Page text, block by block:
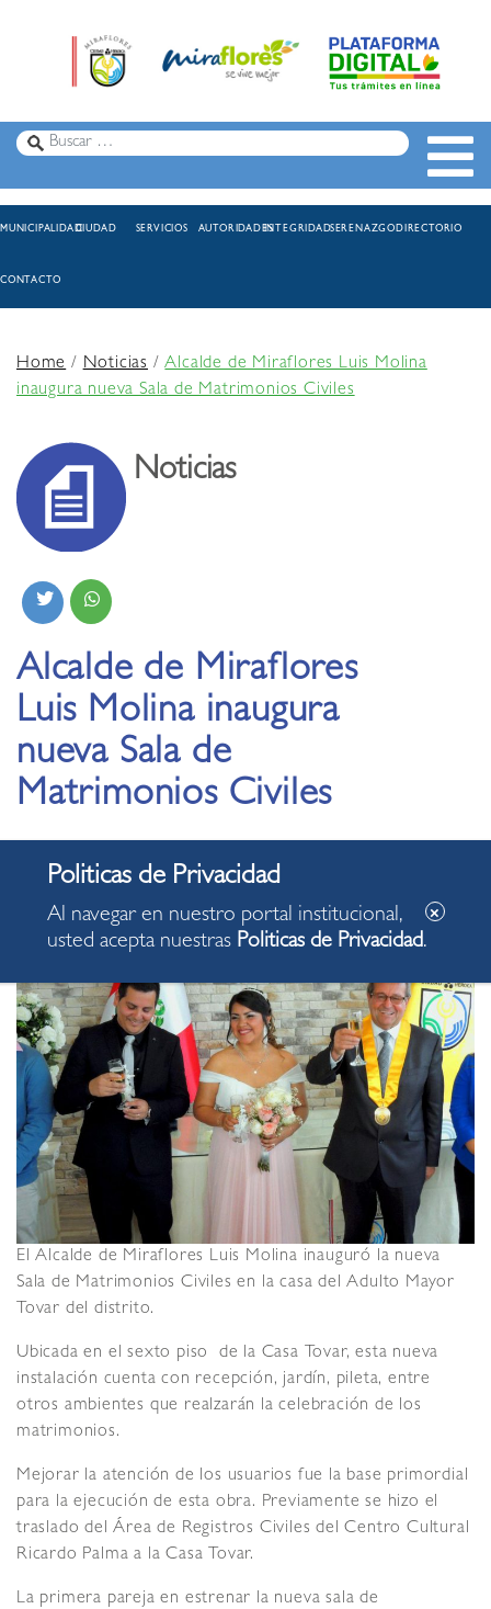
MUNICIPALIDADCIUDAD SERVICIOS AUTORIDADESINTEGRIDADSERENAZGODIRECTORIO
CONTACTO
Home/Noticias /Alcalde de Miraflores Luis Molina
inaugura nueva Sala de Matrimonios Civiles
Noticias
Alcalde de Miraflores
Luis Molina inaugura
nueva Sala de
Matrimonios Civiles
18.10.2019
El Alcalde de Miraflores Luis Molina inauguró la nueva
Sala de Matrimonios Civiles en la casa del Adulto Mayor
Tovar del distrito.
Ubicada en el sexto piso de la Casa Tovar, esta nueva
instalación cuenta con recepción, jardín, pileta, entre
otros ambientes que realzarán la celebración de los
matrimonios.
Mejorar la atención de los usuarios fue la base primordial
para la ejecución de esta obra. Previamente se hizo el
traslado del Área de Registros Civiles del Centro Cultural
Ricardo Palma a la Casa Tovar.
La primera pareja en estrenar la nueva sala de
Al navegar en nuestro portal institucional,
usted acepta nuestras Politicas de Privacidad.